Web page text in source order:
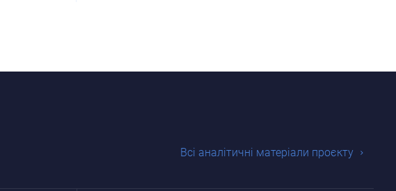
Всі аналітичні матеріали проєкту